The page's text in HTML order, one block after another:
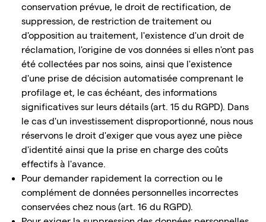
conservation prévue, le droit de rectification, de
suppression, de restriction de traitement ou
d'opposition au traitement, l'existence d'un droit de
réclamation, l'origine de vos données si elles n'ont pas
été collectées par nos soins, ainsi que l'existence
d'une prise de décision automatisée comprenant le
profilage et, le cas échéant, des informations
significatives sur leurs détails (art. 15 du RGPD). Dans
le cas d'un investissement disproportionné, nous nous
réservons le droit d'exiger que vous ayez une pièce
d'identité ainsi que la prise en charge des coûts
effectifs à l'avance.
Pour demander rapidement la correction ou le
complément de données personnelles incorrectes
conservées chez nous (art. 16 du RGPD).